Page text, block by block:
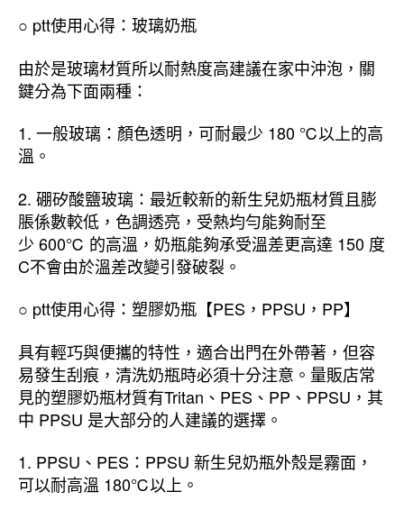
○ ptt使用心得：玻璃奶瓶
由於是玻璃材質所以耐熱度高建議在家中沖泡，關
鍵分為下面兩種：
1. 一般玻璃：顏色透明，可耐最少 180 ℃以上的高
溫。
2. 硼矽酸鹽玻璃：最近較新的新生兒奶瓶材質且膨
脹係數較低，色調透亮，受熱均勻能夠耐至
少 600℃ 的高溫，奶瓶能夠承受溫差更高達 150 度
C不會由於溫差改變引發破裂。
○ ptt使用心得：塑膠奶瓶【PES，PPSU，PP】
具有輕巧與便攜的特性，適合出門在外帶著，但容
易發生刮痕，清洗奶瓶時必須十分注意。量販店常
見的塑膠奶瓶材質有Tritan、PES、PP、PPSU，其
中 PPSU 是大部分的人建議的選擇。
1. PPSU、PES：PPSU 新生兒奶瓶外殼是霧面，
可以耐高溫 180℃以上。